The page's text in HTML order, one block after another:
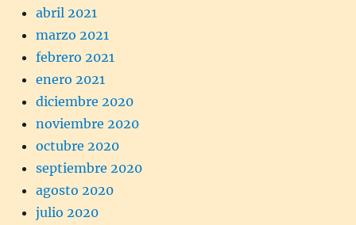
abril 2021
marzo 2021
febrero 2021
enero 2021
diciembre 2020
noviembre 2020
octubre 2020
septiembre 2020
agosto 2020
julio 2020